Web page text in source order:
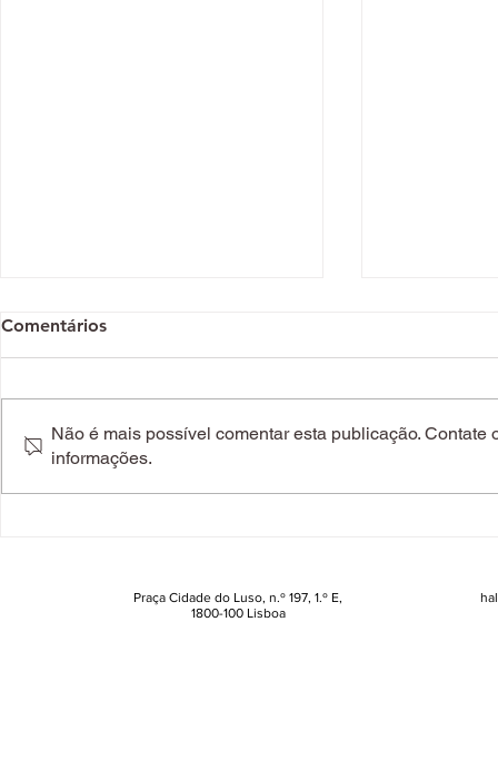
Boutique dos Relógios vai
Os
Comentários
Não é mais possível comentar esta publicação. Contate
informações.
Praça Cidade do Luso, n.º 197, 1.º E,
1800-100 Lisboa